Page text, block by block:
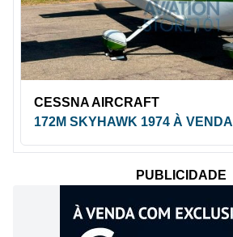
CESSNA AIRCRAFT
172M SKYHAWK 1974 À VENDA
PUBLICIDADE